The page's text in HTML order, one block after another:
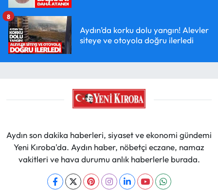
Aydın’da korku dolu yangın! Alevler
siteye ve otoyola doğru ilerledi
8
Aydın son dakika haberleri, siyaset ve ekonomi gündemi
Yeni Kıroba'da. Aydın haber, nöbetçi eczane, namaz
vakitleri ve hava durumu anlık haberlerle burada.